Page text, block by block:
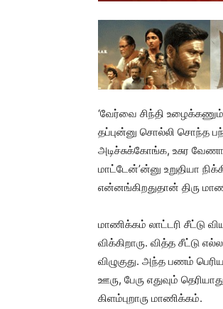
‘வேர்வை சிந்தி
தப்புன்னு சொல்லி சொந்த
அடிச்சுக்கோங்க, உசுர
மாட்டேன்’ன்னு உறுதியா
என்னங்கிறதுதான் திரு
மாணிக்கம் லாட்டரி சீட்டு
விக்கிறாரு. வித்த சீட்டு
விழுகுது. அந்த பணம்
ஊரு, பேரு எதுவும்
கிளம்புறாரு மாணிக்கம்.